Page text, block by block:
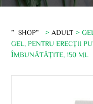
”SHOP” > ADULT >
GEL, PENTRU ERECȚII
ÎMBUNĂTĂȚITE, 150 ML